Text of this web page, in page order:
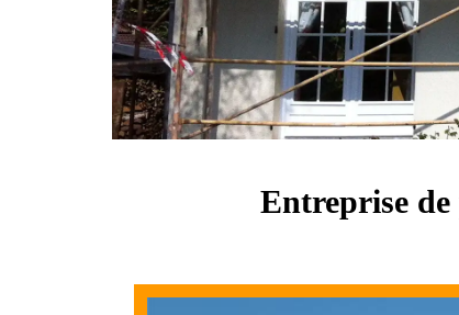
Entreprise de